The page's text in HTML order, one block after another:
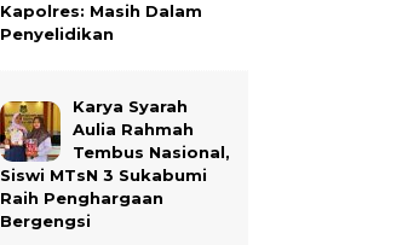
Kapolres: Masih Dalam
Penyelidikan
Karya Syarah
Aulia Rahmah
Tembus Nasional,
Siswi MTsN 3 Sukabumi
Raih Penghargaan
Bergengsi